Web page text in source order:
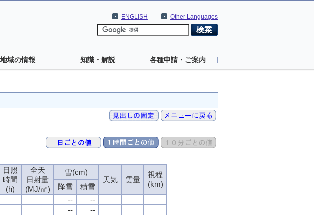
Other Languages
ENGLISH
地域の情報 知識・解説 各種申請・ご案内
日照
時間
(h)
全天
日射量
(MJ/㎡)
雪(cm)
天気
雲量
視程
(km)
降雪
積雪
--
--
--
--